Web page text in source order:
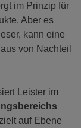
im Prinzip für
Aber es
kann eine
von Nachteil
Leister im
auf Ebene